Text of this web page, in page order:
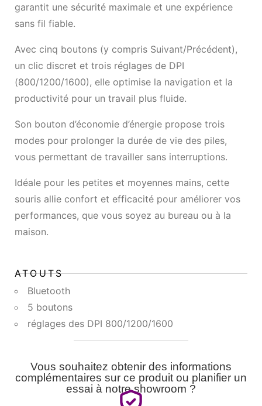
garantit une sécurité maximale et une expérience
sans fil fiable.
Avec cinq boutons (y compris Suivant/Précédent),
un clic discret et trois réglages de DPI
(800/1200/1600), elle optimise la navigation et la
productivité pour un travail plus fluide.
Son bouton d’économie d’énergie propose trois
modes pour prolonger la durée de vie des piles,
vous permettant de travailler sans interruptions.
Idéale pour les petites et moyennes mains, cette
souris allie confort et efficacité pour améliorer vos
performances, que vous soyez au bureau ou à la
maison.
ATOUTS
Bluetooth
5 boutons
réglages des DPI 800/1200/1600
Vous souhaitez obtenir des informations
complémentaires sur ce produit ou planifier un
essai à notre showroom ?